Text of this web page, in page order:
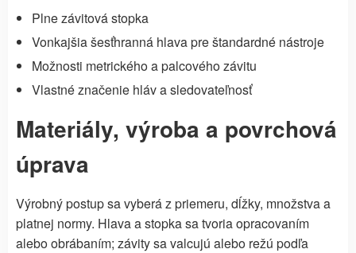
Plne závitová stopka
Vonkajšia šesťhranná hlava pre štandardné nástroje
Možnosti metrického a palcového závitu
Vlastné značenie hláv a sledovateľnosť
Materiály, výroba a povrchová
úprava
Výrobný postup sa vyberá z priemeru, dĺžky, množstva a
platnej normy. Hlava a stopka sa tvoria opracovaním
alebo obrábaním; závity sa valcujú alebo režú podľa